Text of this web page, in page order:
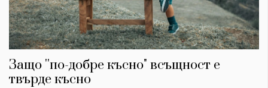
Защо ''по-добре късно" всъщност е
твърде късно